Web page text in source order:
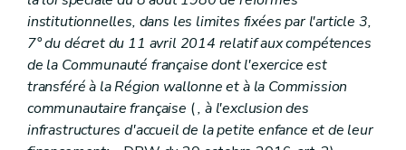
Art. 83
Art. 84
Art. 85
Sous-section 3 Suspension, réduction, retrait
Art. 86
Section 3 Autorisations provisoires et accords de principe
Sous-section 1
Disposition générale
Art. 87
institutionnelles, dans les limites fixées par l'article 3,
7° du décret du 11 avril 2014 relatif aux compétences
de la Communauté française dont l'exercice est
transféré à la Région wallonne et à la Commission
communautaire française (, à l'exclusion des
infrastructures d'accueil de la petite enfance et de leur